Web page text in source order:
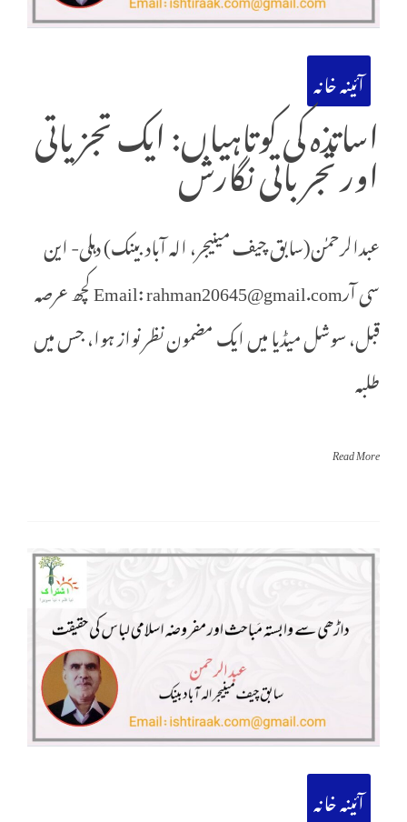
آئینہ خانہ
اساتذہ کی کوتاہیاں: ایک تجزیاتی
اور تجرباتی نگارش
عبدالرحمٰن(سابق چیف مینیجر، الہ آباد بینک) دہلی- این
سی آرEmail: rahman20645@gmail.com کچھ عرصہ
قبل، سوشل میڈیا میں ایک مضمون نظر نواز ہوا، جس میں
طلبہ
Read More
آئینہ خانہ